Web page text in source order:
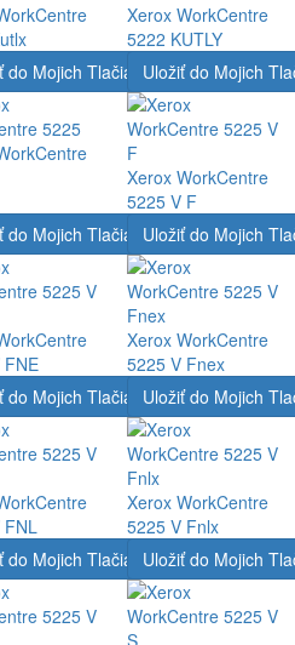
Xerox WorkCentre
5222 KUTLY
do Mojich TlačiarníUložiť do Mojich
Xerox WorkCentre
5225 V F
do Mojich Tlačiarní
FNE
Uložiť do Mojich
Xerox WorkCentre
5225 V Fnex
do Mojich TlačiarníUložiť do Mojich
Xerox WorkCentre
5225 V Fnlx
do Mojich TlačiarníUložiť do Mojich